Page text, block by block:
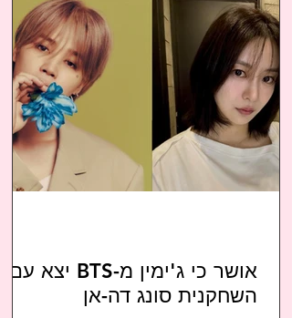
אושר כי ג'ימין מ-BTS יצא עם
השחקנית סונג דה-אן